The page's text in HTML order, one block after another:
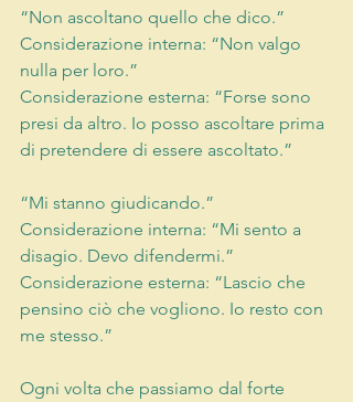
“Non ascoltano quello che dico.”
Considerazione interna: “Non valgo
nulla per loro.”
Considerazione esterna: “Forse sono
presi da altro. Io posso ascoltare prima
di pretendere di essere ascoltato.”
“Mi stanno giudicando.”
Considerazione interna: “Mi sento a
disagio. Devo difendermi.”
Considerazione esterna: “Lascio che
pensino ciò che vogliono. Io resto con
me stesso.”
Ogni volta che passiamo dal forte